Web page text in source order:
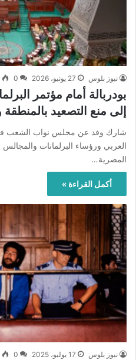
نيوز بلوس 27 يونيو، 2026 0
بودربالة أمام مؤتمر
إلى منع التصعيد
شارك وفد عن مجلس نواب الشعب في
العربي ورؤساء البرلمانات والمجالس
المصرية…
أكمل القراءة »
نيوز بلوس 17 يوليو، 2025 0